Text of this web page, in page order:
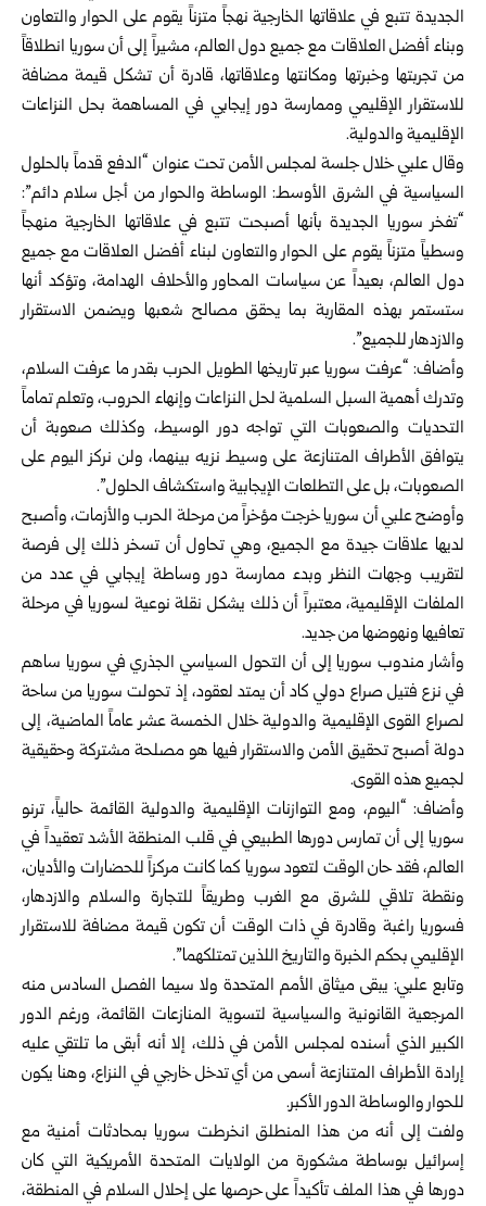
الجديدة تتبع في ‌‏علاقاتها الخارجية نهجاً متزناً يقوم على الحوار والتعاون
وبناء أفضل العلاقات مع جميع ‌‏دول العالم، مشيراً إلى أن سوريا انطلاقاً
من تجربتها وخبرتها ومكانتها وعلاقاتها، ‏قادرة ‏أن تشكل قيمة مضافة
للاستقرار الإقليمي‏ وممارسة دور إيجابي في المساهمة بحل ‌‏النزاعات
الإقليمية والدولية.‏
وقال علبي خلال جلسة لمجلس الأمن تحت عنوان “الدفع قدماً بالحلول
السياسية في الشرق الأوسط: الوساطة والحوار من أجل ‏سلام دائم”:
“تفخر سوريا الجديدة بأنها أصبحت تتبع ‏في ‏علاقاتها الخارجية منهجاً
وسطياً متزناً يقوم على الحوار والتعاون لبناء أفضل ‏العلاقات ‏مع جميع
دول العالم، بعيداً عن سياسات المحاور والأحلاف الهدامة، وتؤكد ‏أنها
ستستمر ‏بهذه المقاربة بما يحقق مصالح شعبها ويضمن الاستقرار
والازدهار ‏للجميع”.‏
وأضاف: “عرفت سوريا عبر تاريخها الطويل الحرب بقدر ما عرفت السلام،
وتدرك ‌‏أهمية السبل السلمية لحل النزاعات وإنهاء الحروب، وتعلم تماماً
التحديات والصعوبات ‌‏التي تواجه دور الوسيط، وكذلك صعوبة أن
يتوافق الأطراف المتنازعة على وسيط نزيه ‌‏بينهما، ولن نركز اليوم على
الصعوبات، بل على التطلعات الإيجابية واستكشاف ‌‏الحلول”.‏
وأوضح علبي أن سوريا خرجت مؤخراً من مرحلة الحرب والأزمات، وأصبح
لديها ‌‏علاقات جيدة مع الجميع، وهي تحاول أن تسخر ذلك إلى فرصة
لتقريب وجهات النظر ‌‏وبدء ممارسة دور وساطة إيجابي في عدد من
الملفات الإقليمية، معتبراً أن ذلك يشكل ‌‏نقلة نوعية لسوريا في مرحلة
تعافيها ونهوضها من جديد.‏
وأشار مندوب سوريا إلى أن التحول السياسي الجذري في سوريا ساهم
في نزع فتيل ‌‏صراع دولي كاد أن يمتد لعقود، إذ تحولت سوريا من ساحة
لصراع القوى الإقليمية ‌‏والدولية خلال الخمسة عشر عاماً الماضية، إلى
دولة أصبح تحقيق الأمن والاستقرار ‏فيها ‏هو مصلحة مشتركة وحقيقية
لجميع هذه القوى.‏
وأضاف: “اليوم، ومع التوازنات الإقليمية والدولية القائمة حالياً، ترنو
سوريا إلى أن ‌‏تمارس دورها الطبيعي في قلب المنطقة الأشد تعقيداً في
العالم، فقد حان الوقت لتعود ‌‏سوريا كما كانت مركزاً للحضارات والأديان،
ونقطة تلاقي للشرق مع الغرب وطريقاً ‌‏للتجارة والسلام والازدهار،
فسوريا راغبة وقادرة في ذات الوقت أن تكون قيمة مضافة ‌‏للاستقرار
الإقليمي بحكم الخبرة والتاريخ اللذين تمتلكهما”.‏
وتابع علبي: يبقى ميثاق الأمم المتحدة ولا سيما الفصل السادس منه
المرجعية القانونية ‌‏والسياسية ‏لتسوية المنازعات القائمة، ورغم الدور
الكبير الذي أسنده لمجلس الأمن في ‌‏ذلك، إلا أنه ‏أبقى ما تلتقي عليه
إرادة الأطراف المتنازعة أسمى من أي تدخل خارجي في ‌‏النزاع، ‏وهنا يكون
للحوار والوساطة الدور الأكبر. ‏
ولفت إلى أنه من هذا المنطلق انخرطت سوريا بمحادثات أمنية مع
إسرائيل بوساطة ‌‏مشكورة من الولايات المتحدة الأمريكية التي كان
دورها في هذا الملف تأكيداً على ‌‏حرصها على إحلال السلام في المنطقة،